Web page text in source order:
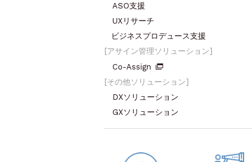
ASO支援
UXリサーチ
ビジネスプロデュース支援
アサイン管理ソリューション
Co-Assign
その他ソリューション
DXソリューション
GXソリューション